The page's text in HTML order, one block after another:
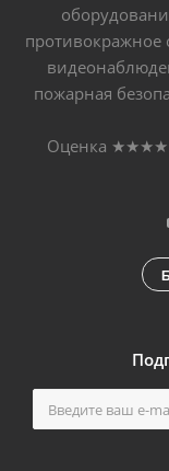
противокражное
пожарная
Оценка